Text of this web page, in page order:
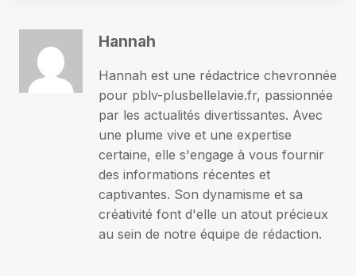
Hannah
Hannah est une rédactrice chevronnée
pour pblv-plusbellelavie.fr, passionnée
par les actualités divertissantes. Avec
une plume vive et une expertise
certaine, elle s'engage à vous fournir
des informations récentes et
captivantes. Son dynamisme et sa
créativité font d'elle un atout précieux
au sein de notre équipe de rédaction.